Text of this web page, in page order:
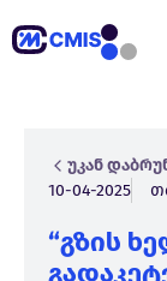
უკან
10-04-2025
“გზის